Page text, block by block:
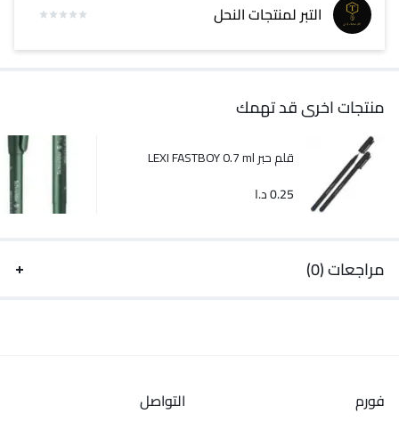
التبر لمنتجات النحل
منتجات اخرى قد تهمك
قلم حبر LEXI FASTBOY 0.7 ml
0.25د.ا
مراجعات (0)
فورم التواصل